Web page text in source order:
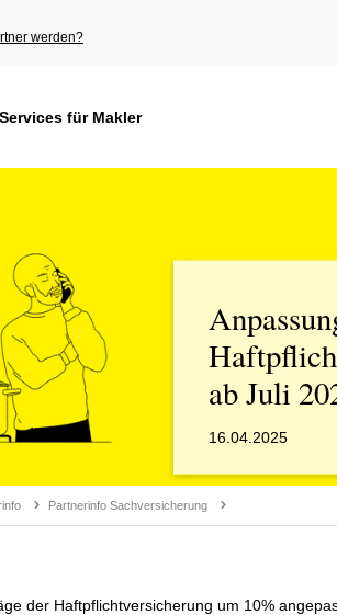
werden?
Services für Makler
Partnerinfo Sachversicherung
ab Juli
16.04.2025
der Haftpflichtversicherung um 10%